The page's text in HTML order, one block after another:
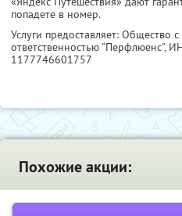
попадете в номер.
Услуги предоставляет: Общество
ответственностью "Перфлюенс",
1177746601757
Похожие акции: